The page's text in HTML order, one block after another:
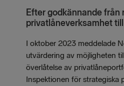
Efter godkännande
privatlåneverksamhet
I oktober 2023 meddelade
utvärdering av möjligheten
överlåtelse av
Inspektionen för strategiska